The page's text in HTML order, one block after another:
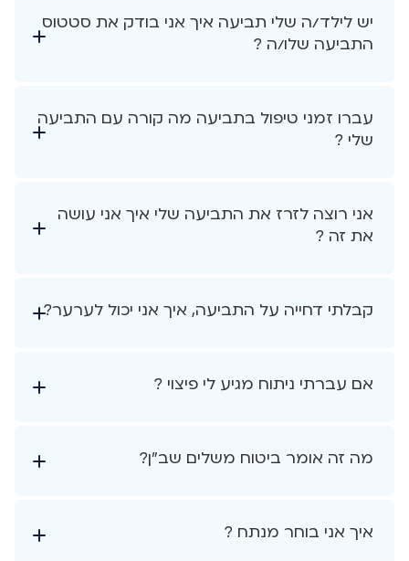
יש לילד/ה שלי תביעה איך אני בודק את סטטוס
התביעה שלו/ה ?
עברו זמני טיפול בתביעה מה קורה עם התביעה
שלי ?
אני רוצה לזרז את התביעה שלי איך אני עושה
את זה ?
קבלתי דחייה על התביעה, איך אני יכול לערער?
אם עברתי ניתוח מגיע לי פיצוי ?
מה זה אומר ביטוח משלים שב"ן?
איך אני בוחר מנתח ?